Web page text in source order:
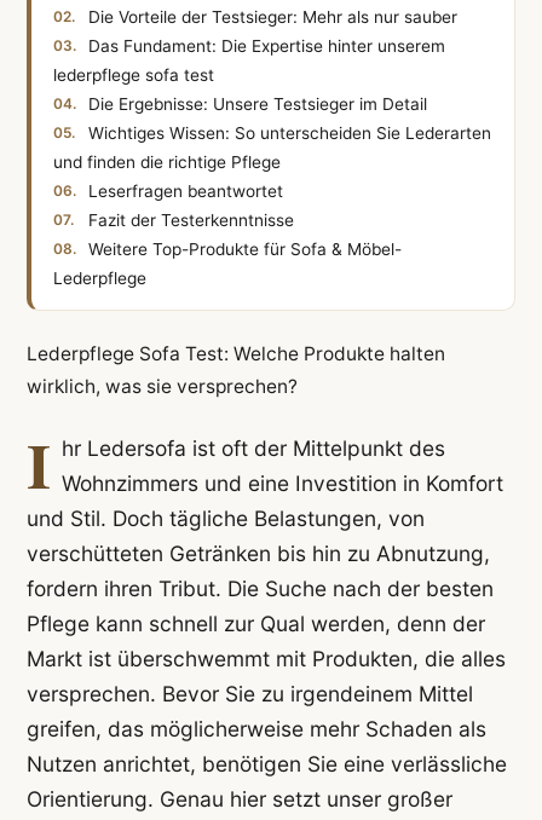
Die Vorteile der Testsieger: Mehr als nur sauber
Das Fundament: Die Expertise hinter unserem
lederpflege sofa test
Die Ergebnisse: Unsere Testsieger im Detail
Wichtiges Wissen: So unterscheiden Sie Lederarten
und finden die richtige Pflege
Leserfragen beantwortet
Fazit der Testerkenntnisse
Weitere Top-Produkte für Sofa & Möbel-
Lederpflege
Lederpflege Sofa Test: Welche Produkte halten
wirklich, was sie versprechen?
I hr Ledersofa ist oft der Mittelpunkt des
Wohnzimmers und eine Investition in Komfort
und Stil. Doch tägliche Belastungen, von
verschütteten Getränken bis hin zu Abnutzung,
fordern ihren Tribut. Die Suche nach der besten
Pflege kann schnell zur Qual werden, denn der
Markt ist überschwemmt mit Produkten, die alles
versprechen. Bevor Sie zu irgendeinem Mittel
greifen, das möglicherweise mehr Schaden als
Nutzen anrichtet, benötigen Sie eine verlässliche
Orientierung. Genau hier setzt unser großer